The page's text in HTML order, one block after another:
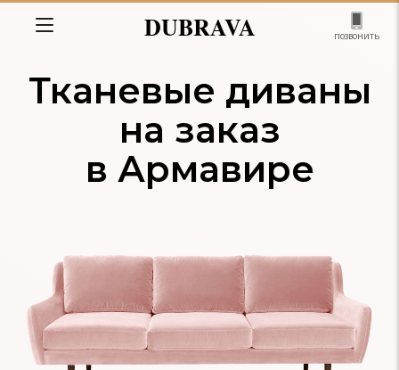
DUBRAVA позвонить
Тканевые диваны
на заказ
в Армавире